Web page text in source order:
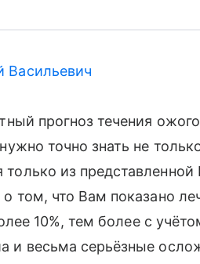
Васильевич
прогноз течения
точно знать не
из
том, что Вам показано
10%, тем более с
и весьма серьёзные